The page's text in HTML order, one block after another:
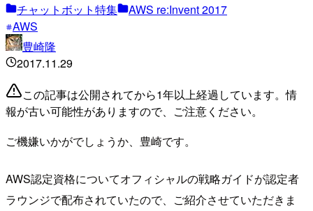
チャットボット特集
AWS re:Invent 2017
AWS
豊崎隆
2017.11.29
この記事は公開されてから1年以上経過しています。情
報が古い可能性がありますので、ご注意ください。
ご機嫌いかがでしょうか、豊崎です。
AWS認定資格についてオフィシャルの戦略ガイドが認定者
ラウンジで配布されていたので、ご紹介させていただきま